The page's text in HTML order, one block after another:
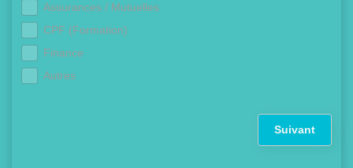
Assurances / Mutuelles
CPF (Formation)
Finance
Autres
Suivant